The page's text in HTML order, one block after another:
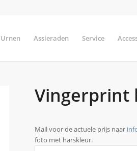
Urnen Assieraden Service
Vingerprint
Mail voor de actuele prijs naar
foto met harskleur.